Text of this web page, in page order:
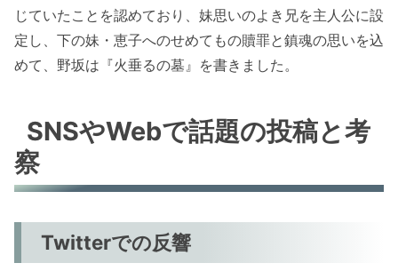
じていたことを認めており、妹思いのよき兄を主人公に設
定し、下の妹・恵子へのせめてもの贖罪と鎮魂の思いを込
めて、野坂は『火垂るの墓』を書きました。
SNSやWebで話題の投稿と考
察
Twitterでの反響